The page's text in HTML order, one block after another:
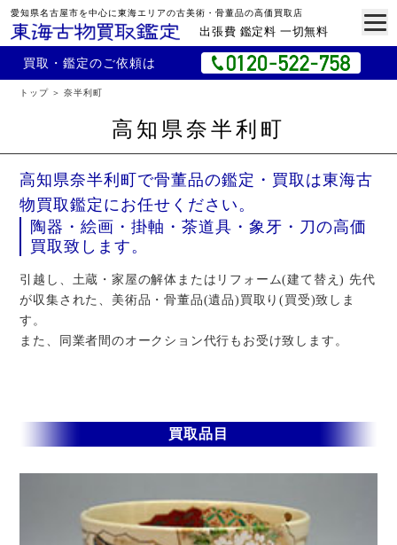
愛知県名古屋市を中心に東海エリアの古美術・骨董品の高価買取店
出張費 鑑定料 一切無料
買取・鑑定のご依頼は
トップ 奈半利町
高知県奈半利町
高知県奈半利町で骨董品の鑑定・買取は東海古
物買取鑑定にお任せください。
陶器・絵画・掛軸・茶道具・象牙・刀の高価
買取致します。
引越し、土蔵・家屋の解体またはリフォーム(建て替え) 先代
が収集された、美術品・骨董品(遺品)買取り(買受)致しま
す。
また、同業者間のオークション代行もお受け致します。
買取品目